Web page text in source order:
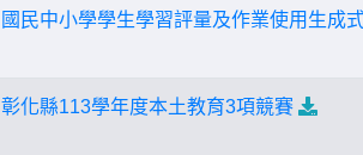
國民中小學學生學習評量及作業使用生成
彰化縣113學年度本土教育3項競賽